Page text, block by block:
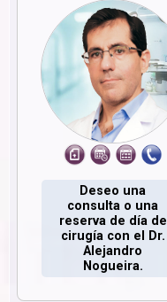
Deseo una
consulta o una
reserva de día de
cirugía con el Dr.
Alejandro
Nogueira.